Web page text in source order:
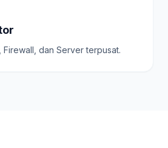
Firewall, dan Server terpusat.